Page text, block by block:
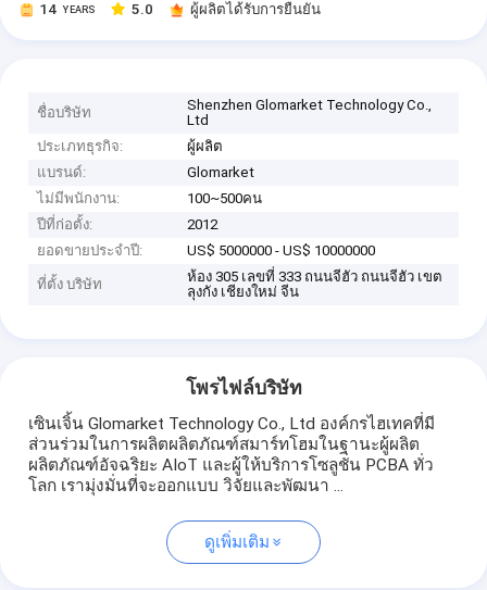
14 YEARS 5.0 ผู้ผลิตได้รับการยืนยัน
ชื่อบริษัท
Shenzhen Glomarket Technology Co.,
Ltd
ประเภทธุรกิจ:
ผู้ผลิต
แบรนด์:
Glomarket
ไม่มีพนักงาน:
100~500คน
ปีที่ก่อตั้ง:
2012
ยอดขายประจำปี:
US$ 5000000 - US$ 10000000
ที่ตั้ง บริษัท
ห้อง 305 เลขที่ 333 ถนนจีฮัว ถนนจีฮัว เขต
ลุงกัง เชียงใหม่ จีน
โพรไฟล์บริษัท
เซินเจิ้น Glomarket Technology Co., Ltd องค์กรไฮเทคที่มี
ส่วนร่วมในการผลิตผลิตภัณฑ์สมาร์ทโฮมในฐานะผู้ผลิต
ผลิตภัณฑ์อัจฉริยะ AIoT และผู้ให้บริการโซลูชั่น PCBA ทั่ว
โลก เรามุ่งมั่นที่จะออกแบบ วิจัยและพัฒนา ...
ดูเพิ่มเติม